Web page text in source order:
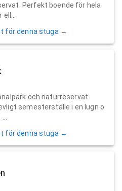
Perfekt boende för hela
för denna stuga →
och naturreservat
semesterställe i en lugn o
för denna stuga →